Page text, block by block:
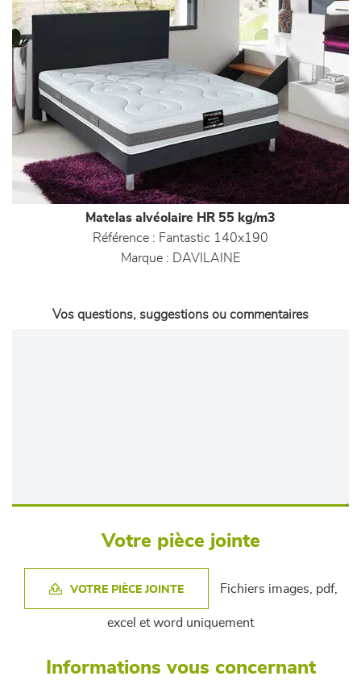
Matelas alvéolaire HR 55 kg/m3
Référence : Fantastic 140x190
Marque : DAVILAINE
Vos questions, suggestions ou commentaires
Votre pièce jointe
VOTRE PIÈCE JOINTE Fichiers images, pdf,
excel et word uniquement
Informations vous concernant